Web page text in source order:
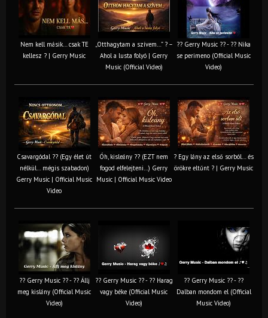
Nem kell másik… csak TE
kellesz ? | Gerry Music
„Otthagytam a szívem…” ? –
Ahol a lusta folyó | Gerry
Music (Official Video)
?? Gerry Music ?? - ?? Nika
se perimeno (Official Music
Video)
Csavargódal ?? (Egy élet út
nélkül… mégis szabadon)
Gerry Music | Official Music
Video
Óh, kisleány ?? (EZT nem
fogod elfelejteni…) Gerry
Music | Official Music Video
? Egy lány az első sorból… és
örökre eltűnt ? | Gerry Music
?? Gerry Music ?? - ?? Állj
meg kislány (Official Music
Video)
?? Gerry Music ?? - ?? Harag
vagy béke (Official Music
Video)
?? Gerry Music ?? - ??
Dalban mondom el (Official
Music Video)